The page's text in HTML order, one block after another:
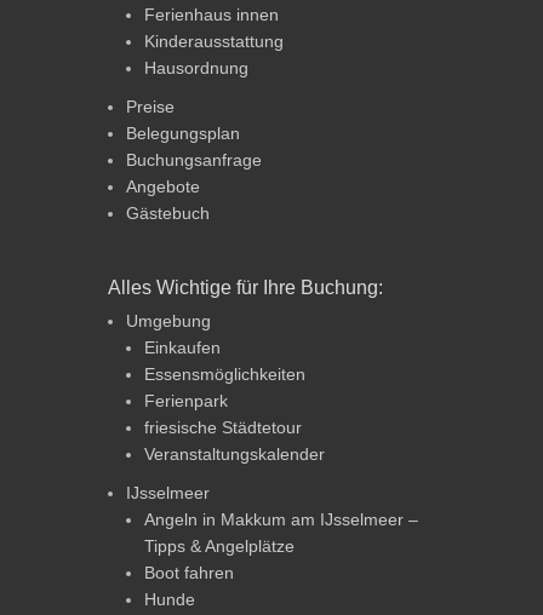
Ferienhaus innen
Kinderausstattung
Hausordnung
Preise
Belegungsplan
Buchungsanfrage
Angebote
Gästebuch
Alles Wichtige für Ihre Buchung:
Umgebung
Einkaufen
Essensmöglichkeiten
Ferienpark
friesische Städtetour
Veranstaltungskalender
IJsselmeer
Angeln in Makkum am IJsselmeer –
Tipps & Angelplätze
Boot fahren
Hunde